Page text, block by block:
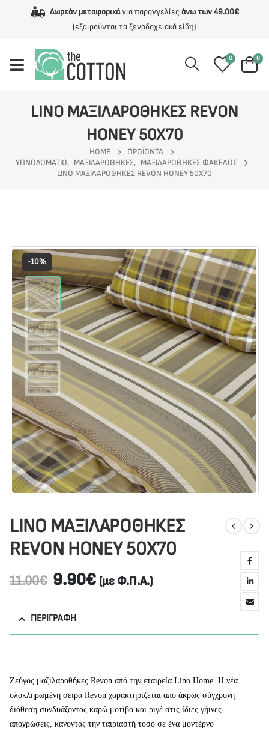
Δωρεάν μεταφορικάγια παραγγελίες άνω των 49.00€
(εξαιρούνται τα ξενοδοχειακά είδη)
0 0
LINO ΜΑΞΙΛΑΡΟΘΗΚΕΣ REVON
HONEY 50Χ70
HOME
ΠΡΟΪΌΝΤΑ
ΥΠΝΟΔΩΜΑΤΙΟ, ΜΑΞΙΛΑΡΟΘΗΚΕΣ, ΜΑΞΙΛΑΡΟΘΗΚΕΣ ΦΑΚΕΛΟΣ
LINO ΜΑΞΙΛΑΡΟΘΗΚΕΣ REVON HONEY 50Χ70
-10%
LINO ΜΑΞΙΛΑΡΟΘΗΚΕΣ
REVON HONEY 50Χ70
11.00€ 9.90€ (με Φ.Π.Α.)
ΠΕΡΙΓΡΑΦΉ
Ζεύγος μαξιλαροθήκες Revon από την εταιρεία Lino Home. Η νέα
ολοκληρωμένη σειρά Revon χαρακτηρίζεται από άκρως σύγχρονη
διάθεση συνδυάζοντας καρώ μοτίβο και ριγέ στις ίδιες γήινες
αποχρώσεις, κάνοντάς την ταιριαστή τόσο σε ένα μοντέρνο